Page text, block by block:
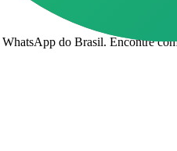
do Brasil. Encontre